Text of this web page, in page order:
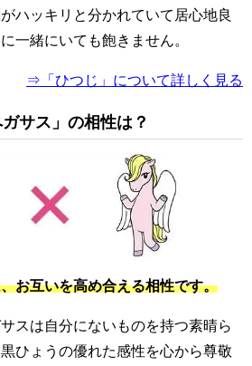
がハッキリと分かれていて居心地良
一緒にいても飽きません。
⇒「ひつじ」について詳しく見る
サス」の相性は？
お互いを高め合える相性です。
スは自分にないものを持つ素晴ら
ひょうの優れた感性を心から尊敬